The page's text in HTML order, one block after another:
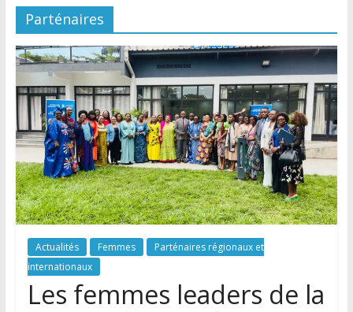
Parténaires
Actualités Femmes
Parténaires régionaux et
internationaux
Les femmes leaders de la